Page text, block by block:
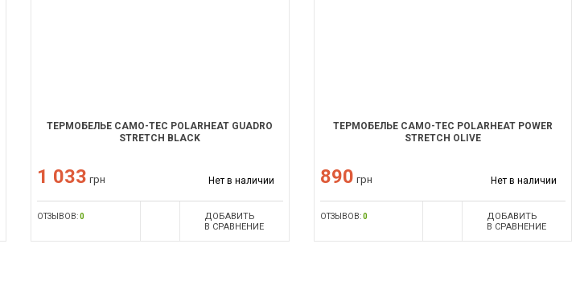
ТЕРМОБЕЛЬЕ CAMO-TEC POLARHEAT GUADRO
STRETCH BLACK
1 033 грн Нет в наличии
ОТЗЫВОВ:0
ДОБАВИТЬ
В СРАВНЕНИЕ
ТЕРМОБЕЛЬЕ CAMO-TEC POLARHEAT POWER
STRETCH OLIVE
890 грн Нет в наличии
ОТЗЫВОВ:0
ДОБАВИТЬ
В СРАВНЕНИЕ